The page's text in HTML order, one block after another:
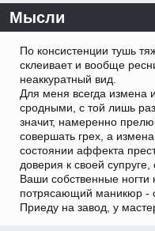
Мысли
По консистенции тушь
склеивает и вообще
неаккуратный вид.
Для меня всегда измена
сродными, с той лишь
значит, намеренно
совершать грех, а
состоянии аффекта
доверия к своей супруге,
Ваши собственные
потрясающий маникюр -
Приеду на завод, у